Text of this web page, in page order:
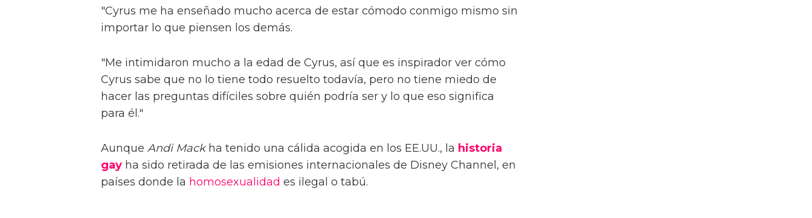
"Cyrus me ha enseñado mucho acerca de estar cómodo conmigo mismo sin
importar lo que piensen los demás.
"Me intimidaron mucho a la edad de Cyrus, así que es inspirador ver cómo
Cyrus sabe que no lo tiene todo resuelto todavía, pero no tiene miedo de
hacer las preguntas difíciles sobre quién podría ser y lo que eso significa
para él."
Aunque Andi Mackha tenido una cálida acogida en los EE.UU., la historia
gay ha sido retirada de las emisiones internacionales de Disney Channel, en
países donde la homosexualidad es ilegal o tabú.